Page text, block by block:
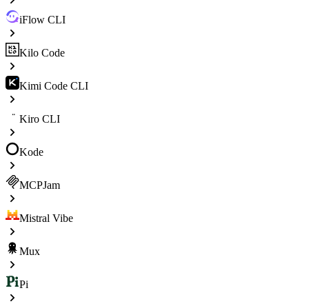
iFlow CLI
Kilo Code
Kimi Code CLI
Kiro CLI
Kode
MCPJam
Mistral Vibe
Mux
Pi